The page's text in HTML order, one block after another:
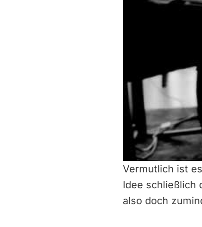
Vermutlich ist
Idee schließlich
also doch